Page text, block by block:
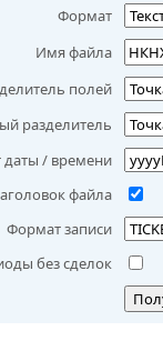
Формат
Имя файла
полей
разделитель
/ времени
файла
Формат записи
без сделок